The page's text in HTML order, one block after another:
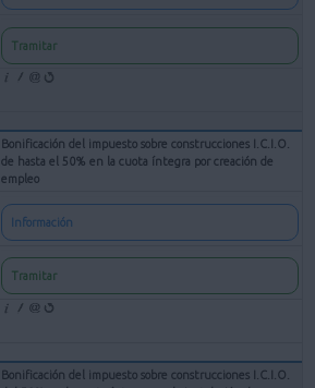
Tramitar
Bonificación del impuesto sobre construcciones I.C.I.O.
de hasta el 50% en la cuota íntegra por creación de
empleo
Información
Tramitar
Bonificación del impuesto sobre construcciones I.C.I.O.